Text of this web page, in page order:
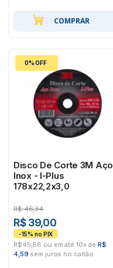
COMPRAR
0% OFF
Disco De Corte 3M Aço
Inox - I-Plus
178x22,2x3,0
R$ 46,34
R$ 39,00
R$45,88 ou em até 10x de R$
4,59 sem juros no cartão